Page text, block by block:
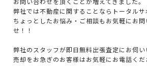
弊社では不動産に関することならトータル
ちょっとしたお悩み・ご相談もお気軽にお
せ！！
弊社のスタッフが即日無料出張査定にお伺
売却をお急ぎのお客様はお気軽にお電話く